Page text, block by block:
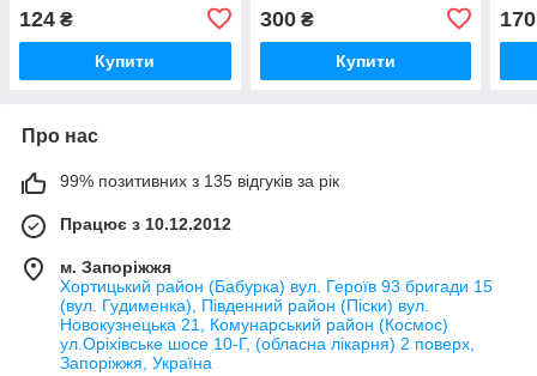
124 ₴
Купити
300₴
Купити
170
Про нас
99% позитивних з 135 відгуків за рік
Працює з 10.12.2012
м. Запоріжжя
Хортицький район (Бабурка) вул. Героїв 93 бригади 15
(вул. Гудименка), Південний район (Піски) вул.
Новокузнецька 21, Комунарський район (Космос)
ул.Оріхівське шосе 10-Г, (обласна лікарня) 2 поверх,
Запоріжжя, Україна